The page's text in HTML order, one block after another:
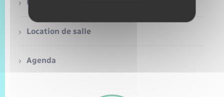
Météo
Urbanisme
Location de salle
Agenda